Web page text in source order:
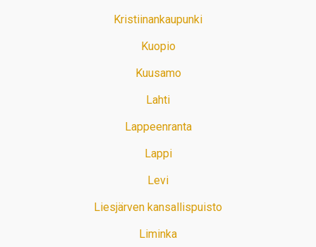
Kristiinankaupunki
Kuopio
Kuusamo
Lahti
Lappeenranta
Lappi
Levi
Liesjärven kansallispuisto
Liminka